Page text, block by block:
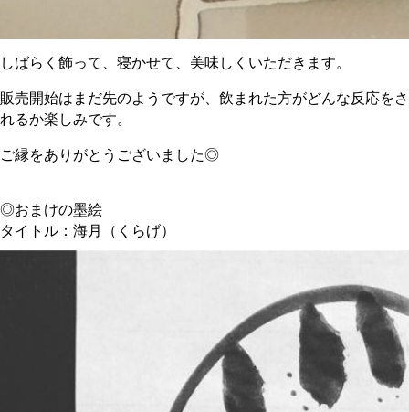
しばらく飾って、寝かせて、美味しくいただきます。
販売開始はまだ先のようですが、飲まれた方がどんな反応をさ
れるか楽しみです。
ご縁をありがとうございました◎
◎おまけの墨絵
タイトル：海月（くらげ）